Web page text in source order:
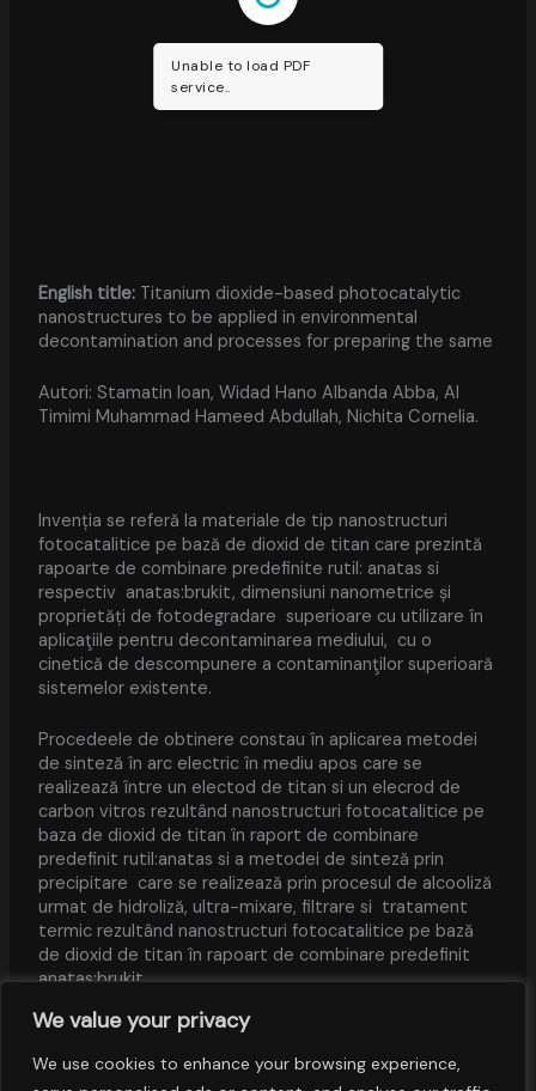
We value your privacy
We use cookies to enhance your browsing experience,
Unable to load PDF
service..
English title: Titanium dioxide-based photocatalytic
nanostructures to be applied in environmental
decontamination and processes for preparing the same
Autori: Stamatin Ioan, Widad Hano Albanda Abba, Al
Timimi Muhammad Hameed Abdullah, Nichita Cornelia.
Invenția se referă la materiale de tip nanostructuri
fotocatalitice pe bază de dioxid de titan care prezintă
rapoarte de combinare predefinite rutil: anatas si
respectiv anatas:brukit, dimensiuni nanometrice și
proprietăți de fotodegradare superioare cu utilizare în
aplicaţiile pentru decontaminarea mediului, cu o
cinetică de descompunere a contaminanţilor superioară
sistemelor existente.
Procedeele de obtinere constau în aplicarea metodei
de sinteză în arc electric în mediu apos care se
realizează între un electod de titan si un elecrod de
carbon vitros rezultând nanostructuri fotocatalitice pe
baza de dioxid de titan în raport de combinare
predefinit rutil:anatas si a metodei de sinteză prin
precipitare care se realizează prin procesul de alcooliză
urmat de hidroliză, ultra-mixare, filtrare si tratament
termic rezultând nanostructuri fotocatalitice pe bază
de dioxid de titan în rapoart de combinare predefinit
anatas:brukit.
Aplicații:utilizarea în domeniul fotodegradării
contaminanțiilor din mediu precum și în domenii conexe
cum ar fi: industria coloranților și a vopselurilor, industria